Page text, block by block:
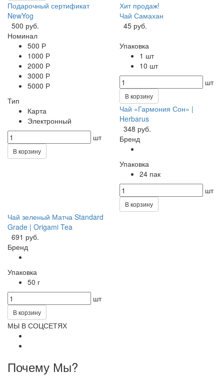
Подарочный сертификат
NewYog
500 руб.
Номинал
500 Р
1000 Р
2000 Р
3000 Р
5000 Р
Тип
Карта
Электронный
шт
В корзину
Хит продаж!
Чай Самахан
45 руб.
Упаковка
1 шт
10 шт
шт
В корзину
Чай «Гармония Сон» |
Herbarus
348 руб.
Бренд
Упаковка
24 пак
шт
В корзину
Чай зеленый Матча Standard
Grade | Origami Tea
691 руб.
Бренд
Упаковка
50 г
шт
В корзину
МЫ В СОЦСЕТЯХ
Почему Мы?